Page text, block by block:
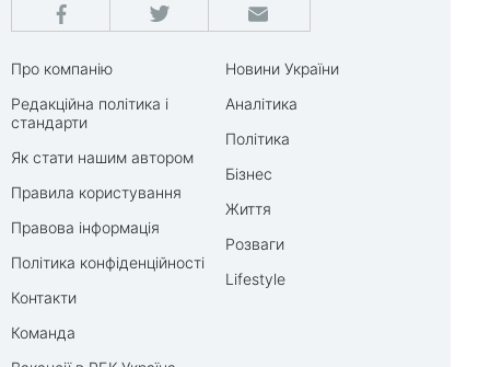
Про компанію
Редакційна політика і
стандарти
Як стати нашим автором
Правила користування
Правова інформація
Політика конфіденційності
Контакти
Команда
Новини України
Аналітика
Політика
Бізнес
Життя
Розваги
Lifestyle